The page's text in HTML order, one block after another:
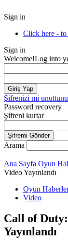
Sign in
Click here -
Sign in
Welcome!Log into
Şifrenizi mi
Password recovery
Şifreni kurtar
Arama
Ana Sayfa Oyun
Video Yayınlandı
Oyun
Video
Call of Duty:
Yayınlandı